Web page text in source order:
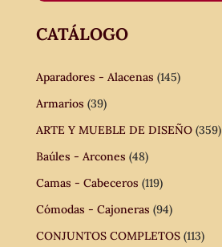
CATÁLOGO
Aparadores - Alacenas (145)
Armarios (39)
ARTE Y MUEBLE DE DISEÑO (359)
Baúles - Arcones (48)
Camas - Cabeceros (119)
Cómodas - Cajoneras (94)
CONJUNTOS COMPLETOS (113)